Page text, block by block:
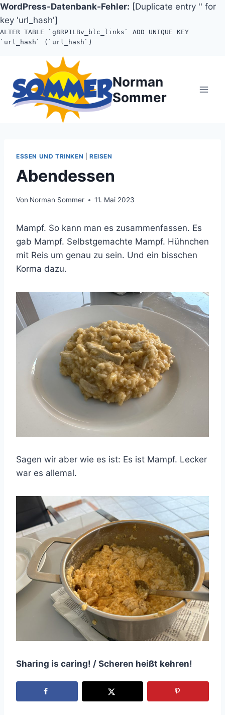
WordPress-Datenbank-Fehler: [Duplicate entry '' for
key 'url_hash']
ALTER TABLE `g8RP1LBv_blc_links` ADD UNIQUE KEY
`url_hash` (`url_hash`)
springen
Norman
Sommer
ESSEN UND TRINKEN REISEN
Abendessen
Von Norman Sommer 11. Mai 2023
Mampf. So kann man es zusammenfassen. Es
gab Mampf. Selbstgemachte Mampf. Hühnchen
mit Reis um genau zu sein. Und ein bisschen
Korma dazu.
Sagen wir aber wie es ist: Es ist Mampf. Lecker
war es allemal.
Sharing is caring! / Scheren heißt kehren!